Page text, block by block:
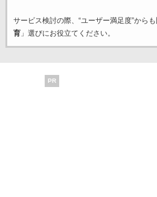
サービス検討の際、“ユーザー満足度”から
育」選びにお役立てください。
PR